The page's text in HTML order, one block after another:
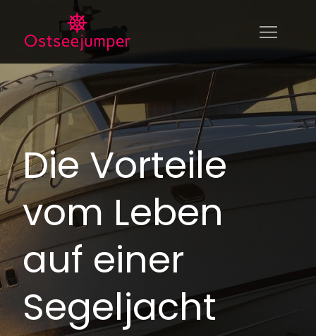
content
Ostseejumper.de
ostseejumper.de – alles über das Leben
auf dem Wasser
Die Vorteile
vom Leben
auf einer
Segeljacht